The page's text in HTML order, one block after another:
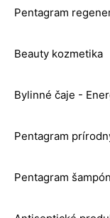
Pentagram
Beauty kozmetika
Bylinné čaje -
Pentagram
Pentagram